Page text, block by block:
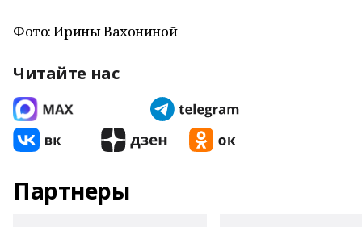
Фото: Ирины Вахониной
Читайте нас
Партнеры